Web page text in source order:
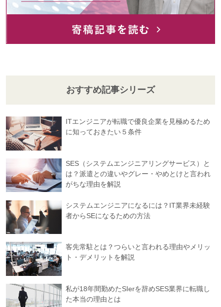
おすすめ記事シリーズ
ITエンジニアが転職で優良企業を見極めるため
に知っておきたい５条件
SES（システムエンジニアリングサービス）と
は？派遣との違いやグレー・やめとけと言われ
がちな理由を解説
システムエンジニアになるには？IT業界未経験
者からSEになるための方法
客先常駐とは？つらいと言われる理由やメリッ
ト・デメリットを解説
私が18年間勤めたSIerを辞めSES業界に転職し
た本当の理由とは